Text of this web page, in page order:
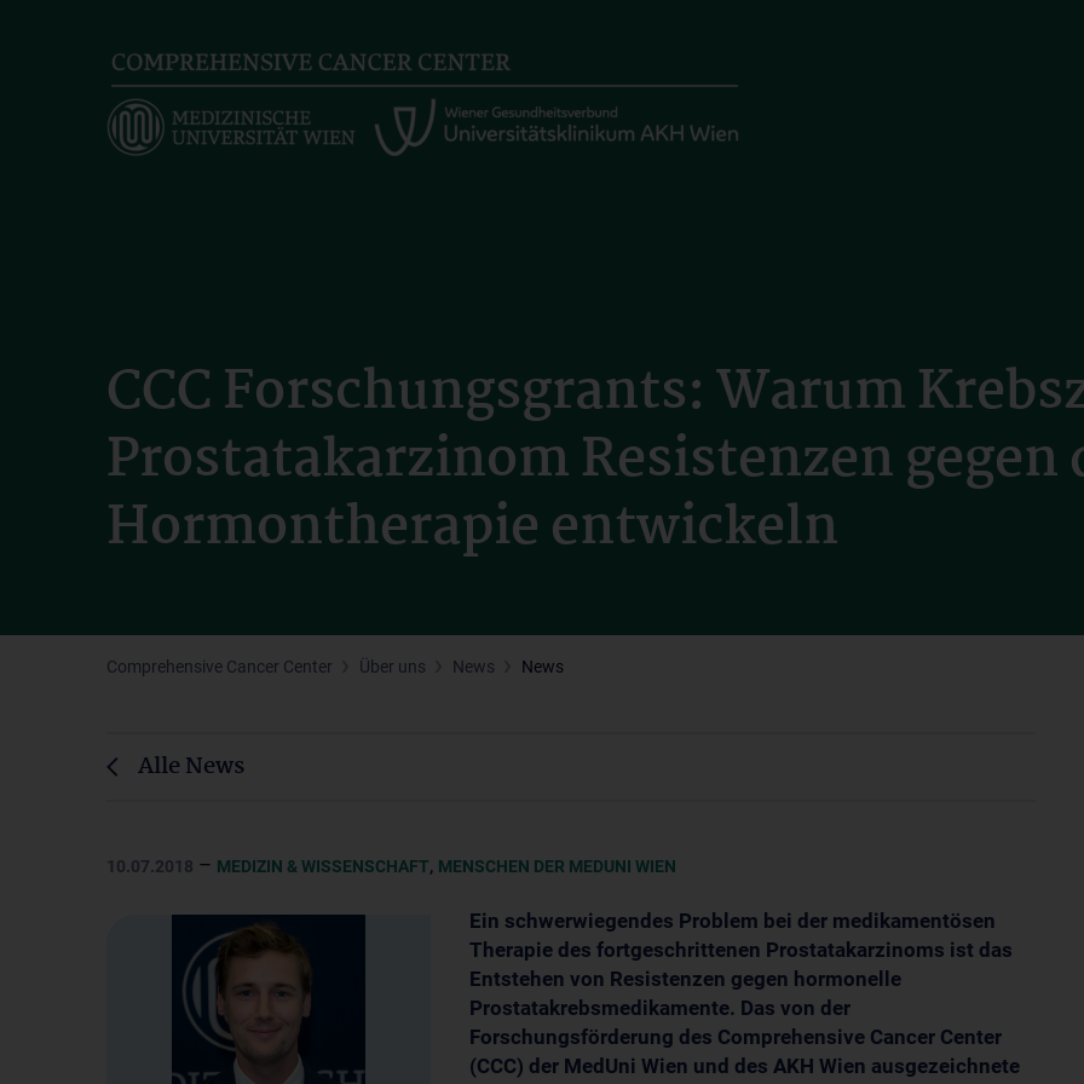
CCC Forschungsgrants: Warum
Prostatakarzinom Resistenzen gegen
Hormontherapie entwickeln
Comprehensive Cancer Center Über uns News News
Alle News
10.07.2018 – MEDIZIN & WISSENSCHAFT, MENSCHEN DER MEDUNI WIEN
Ein schwerwiegendes Problem bei der medikamentösen
Therapie des fortgeschrittenen Prostatakarzinoms ist das
Entstehen von Resistenzen gegen hormonelle
Prostatakrebsmedikamente. Das von der
Forschungsförderung des Comprehensive Cancer Center
(CCC) der MedUni Wien und des AKH Wien ausgezeichnete